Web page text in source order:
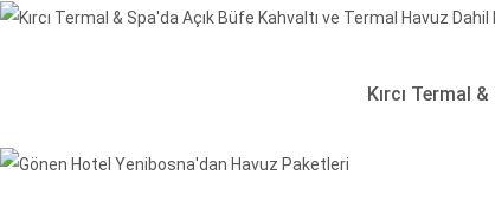
Kırcı Termal